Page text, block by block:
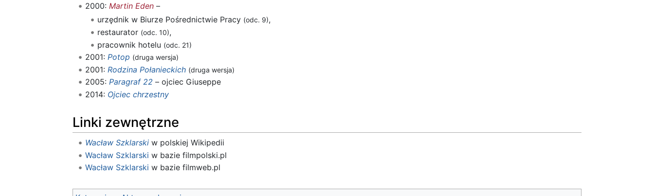
2000: Martin Eden–
urzędnik w Biurze Pośrednictwie Pracy (odc. 9),
restaurator (odc. 10),
pracownik hotelu (odc. 21)
2001: Potop (druga wersja)
2001: Rodzina Połanieckich (druga wersja)
2005: Paragraf 22 – ojciec Giuseppe
2014: Ojciec chrzestny
Linki zewnętrzne
Wacław Szklarskiw polskiej Wikipedii
Wacław Szklarski w bazie filmpolski.pl
Wacław Szklarski w bazie filmweb.pl